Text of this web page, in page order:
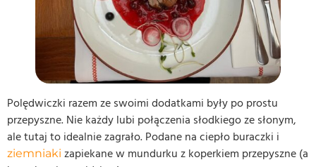
Polędwiczki razem ze swoimi dodatkami były po prostu
przepyszne. Nie każdy lubi połączenia słodkiego ze słonym,
ale tutaj to idealnie zagrało. Podane na ciepło buraczki i
ziemniaki zapiekane w mundurku z koperkiem przepyszne (a